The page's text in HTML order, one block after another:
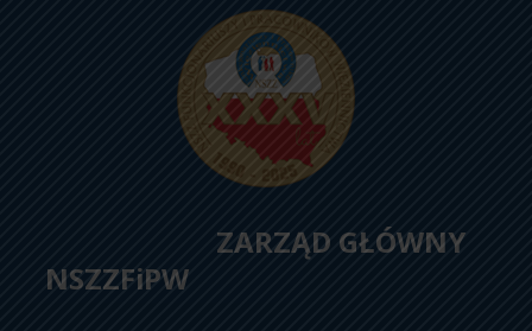
ZARZĄD GŁÓWNY
NSZZFiPW